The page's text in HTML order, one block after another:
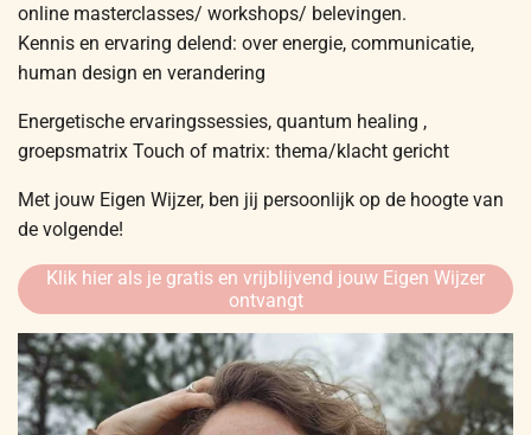
online masterclasses/ workshops/ belevingen.
Kennis en ervaring delend: over energie, communicatie,
human design en verandering
Energetische ervaringssessies, quantum healing ,
groepsmatrix Touch of matrix: thema/klacht gericht
Met jouw Eigen Wijzer, ben jij persoonlijk op de hoogte van
de volgende!
Klik hier als je gratis en vrijblijvend jouw Eigen Wijzer
ontvangt